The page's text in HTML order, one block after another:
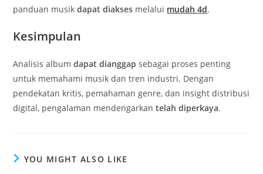
panduan musikdapat diakses melalui mudah 4d.
Kesimpulan
Analisis albumdapat dianggap sebagai proses penting
untuk memahami musik dan tren industri. Dengan
pendekatan kritis, pemahaman genre, dan insight distribusi
digital, pengalaman mendengarkantelah diperkaya.
YOU MIGHT ALSO LIKE